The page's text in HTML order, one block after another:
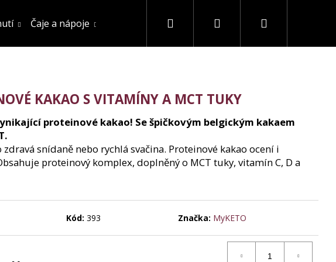
Čaje a nápoje Hledat PřihlášeníNákupní
KAKAO S VITAMÍNY A MCT TUKY
proteinové kakao! Se špičkovým belgickým kakaem
snídaně nebo rychlá svačina. Proteinové kakao ocení i
proteinový komplex, doplněný o MCT tuky, vitamín C, D a
Kód: 393 Značka: MyKETO
OCHUCENÍ 800G